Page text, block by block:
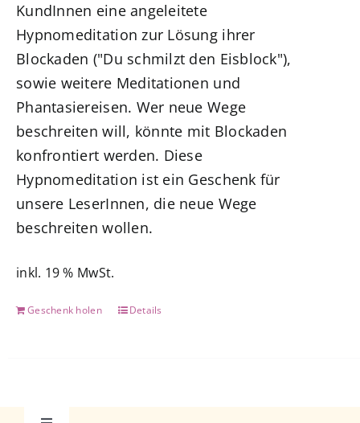
KundInnen eine angeleitete
Hypnomeditation zur Lösung ihrer
Blockaden ("Du schmilzt den Eisblock"),
sowie weitere Meditationen und
Phantasiereisen. Wer neue Wege
beschreiten will, könnte mit Blockaden
konfrontiert werden. Diese
Hypnomeditation ist ein Geschenk für
unsere LeserInnen, die neue Wege
beschreiten wollen.
inkl. 19 % MwSt.
Geschenk holen Details